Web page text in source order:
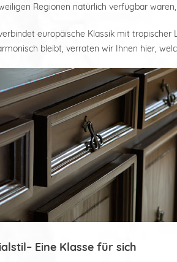
Regionen natürlich verfügbar
europäische Klassik mit
bleibt, verraten wir Ihnen hier,
Eine Klasse für sich